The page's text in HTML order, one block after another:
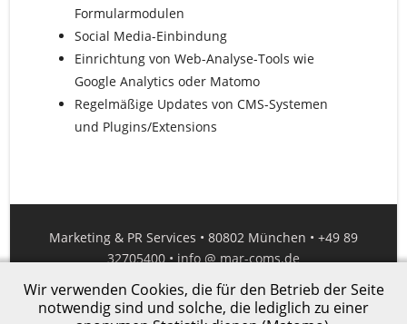
Formularmodulen
Social Media-Einbindung
Einrichtung von Web-Analyse-Tools wie
Google Analytics oder Matomo
Regelmäßige Updates von CMS-Systemen
und Plugins/Extensions
Marketing & PR Services • 80802 München • +49 89
32705400 •info @ mar-coms.de
Impressum |Datenschutz
Wir verwenden Cookies, die für den Betrieb der Seite
notwendig sind und solche, die lediglich zu einer